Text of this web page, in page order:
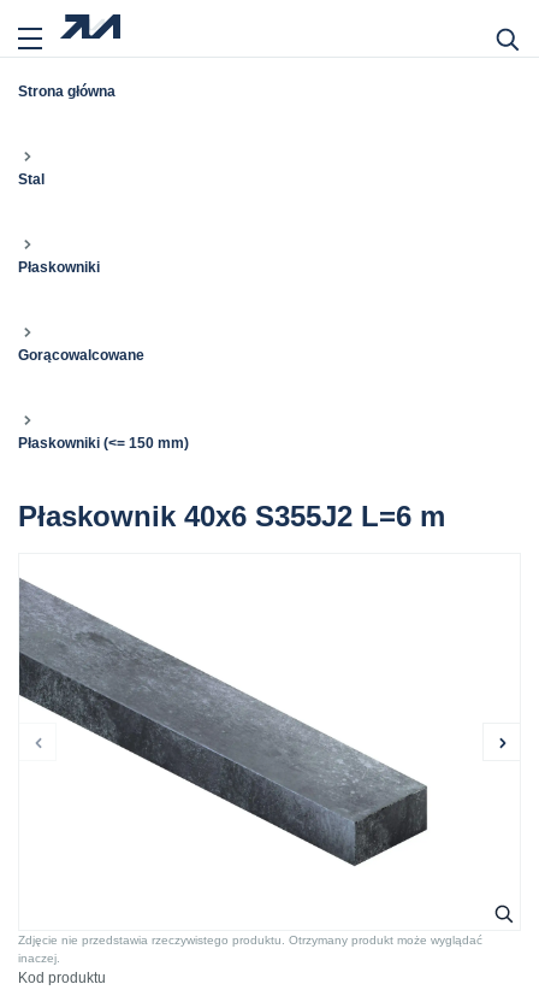
Strona główna
Stal
Płaskowniki
Gorącowalcowane
Płaskowniki (<= 150 mm)
Płaskownik 40x6 S355J2 L=6 m
Kod produktu
Zdjęcie nie przedstawia rzeczywistego produktu. Otrzymany produkt może wyglądać
inaczej.